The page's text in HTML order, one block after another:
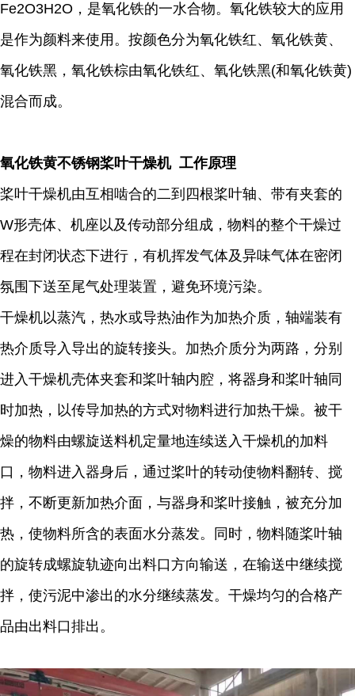
Fe2O3H2O，是氧化铁的一水合物。氧化铁较大的应用
是作为颜料来使用。按颜色分为氧化铁红、氧化铁黄、
氧化铁黑，氧化铁棕由氧化铁红、氧化铁黑(和氧化铁黄)
混合而成。
氧化铁黄不锈钢桨叶干燥机 工作原理
桨叶干燥机由互相啮合的二到四根桨叶轴、带有夹套的
W形壳体、机座以及传动部分组成，物料的整个干燥过
程在封闭状态下进行，有机挥发气体及异味气体在密闭
氛围下送至尾气处理装置，避免环境污染。
干燥机以蒸汽，热水或导热油作为加热介质，轴端装有
热介质导入导出的旋转接头。加热介质分为两路，分别
进入干燥机壳体夹套和桨叶轴内腔，将器身和桨叶轴同
时加热，以传导加热的方式对物料进行加热干燥。被干
燥的物料由螺旋送料机定量地连续送入干燥机的加料
口，物料进入器身后，通过桨叶的转动使物料翻转、搅
拌，不断更新加热介面，与器身和桨叶接触，被充分加
热，使物料所含的表面水分蒸发。同时，物料随桨叶轴
的旋转成螺旋轨迹向出料口方向输送，在输送中继续搅
拌，使污泥中渗出的水分继续蒸发。干燥均匀的合格产
品由出料口排出。